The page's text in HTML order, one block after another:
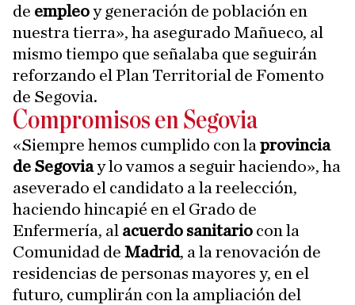
de empleoy generación de población en
nuestra tierra», ha asegurado Mañueco, al
mismo tiempo que señalaba que seguirán
reforzando el Plan Territorial de Fomento
de Segovia.
Compromisos en Segovia
«Siempre hemos cumplido con laprovincia
de Segoviay lo vamos a seguir haciendo», ha
aseverado el candidato a la reelección,
haciendo hincapié en el Grado de
Enfermería, al acuerdo sanitario con la
Comunidad de Madrid, a la renovación de
residencias de personas mayores y, en el
futuro, cumplirán con la ampliación del